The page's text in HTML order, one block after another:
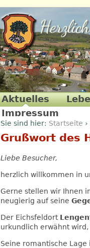
Sie sind hier: Startseite ›
Grußwort des
Liebe Besucher,
herzlich willkommen in
Gerne stellen wir Ihnen
neugierig auf seine
Der Eichsfeldort
urkundlich erwähnt
Seine romantische Lage
Aktuelles
Impressum
Herzlich willkommen!